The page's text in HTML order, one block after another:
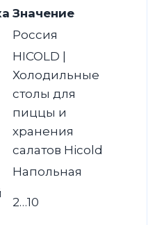
Значение
Россия
HICOLD |
Холодильные
столы для
пиццы и
хранения
салатов Hicold
Напольная
2…10